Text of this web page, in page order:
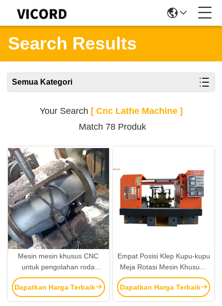
Search Results
Semua Kategori
Your Search [ Cnc Lathe Machine ]
Match 78 Produk
Mesin mesin khusus CNC
untuk pengolahan roda
aluminium 10,8 ton
Dapatkan Harga Terbaik
Empat Posisi Klep Kupu-kupu
Meja Rotasi Mesin Khusus /
Mesin CNC Lathe
Dapatkan Harga Terbaik